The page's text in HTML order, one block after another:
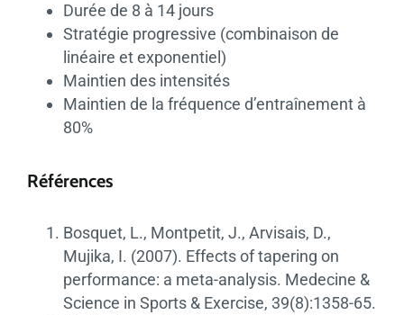
Durée de 8 à 14 jours
Stratégie progressive (combinaison de
linéaire et exponentiel)
Maintien des intensités
Maintien de la fréquence d’entraînement à
80%
Références
Bosquet, L., Montpetit, J., Arvisais, D.,
Mujika, I. (2007). Effects of tapering on
performance: a meta-analysis. Medecine &
Science in Sports & Exercise, 39(8):1358-65.